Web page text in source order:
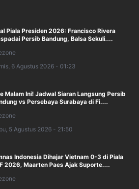
Piala Presiden 2026: Francisco Rivera
Persib Bandung, Balsa Sekuli....
6 Agustus 2026 - 01:23
Malam Ini! Jadwal Siaran Langsung Persib
vs Persebaya Surabaya di Fi....
5 Agustus 2026 - 21:50
Indonesia Dihajar Vietnam 0-3 di Piala
2026, Maarten Paes Ajak Suporte....